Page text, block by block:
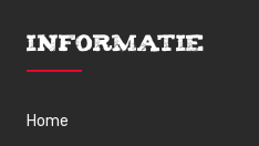
Informatie
Home